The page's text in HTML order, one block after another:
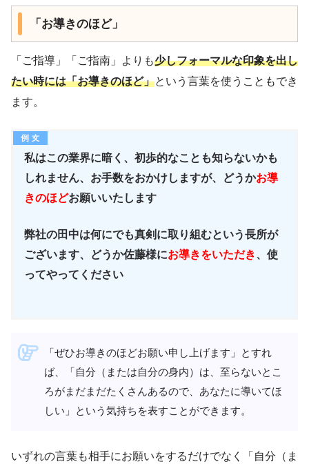
「お導きのほど」
「ご指導」「ご指南」よりも少しフォーマルな印象を出し
たい時には「お導きのほど」という言葉を使うこともでき
ます。
私はこの業界に暗く、初歩的なことも知らないかも
しれません、お手数をおかけしますが、どうかお導
きのほどお願いいたします
弊社の田中は何にでも真剣に取り組むという長所が
ございます、どうか佐藤様にお導きをいただき、使
ってやってください
「ぜひお導きのほどお願い申し上げます」とすれ
ば、「自分（または自分の身内）は、至らないとこ
ろがまだまだたくさんあるので、あなたに導いてほ
しい」という気持ちを表すことができます。
いずれの言葉も相手にお願いをするだけでなく「自分（ま